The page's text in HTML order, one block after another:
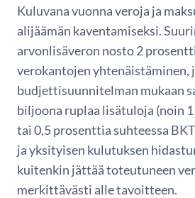
Kuluvana vuonna veroja ja
alijäämän kaventamiseksi.
arvonlisäveron nosto 2
verokantojen yhtenäistäminen,
budjettisuunnitelman mukaan
biljoona ruplaa lisätuloja (noin
tai 0,5 prosenttia suhteessa
ja yksityisen kulutuksen
kuitenkin jättää toteutuneen
merkittävästi alle tavoitteen.